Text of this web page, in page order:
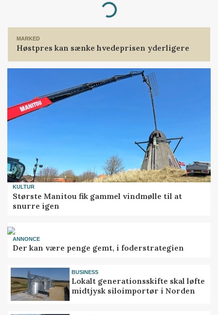
Loading...
MARKED
Høstpres kan sænke hvedeprisen yderligere
KULTUR
Største Manitou fik gammel vindmølle til at
snurre igen
ANNONCE
Der kan være penge gemt, i foderstrategien
BUSINESS
Lokalt generationsskifte skal løfte
midtjysk siloimportør i Norden